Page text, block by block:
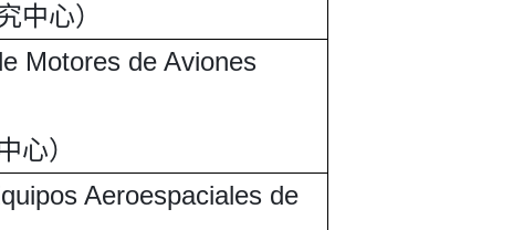
中心）
Motores de Aviones
心）
Aeroespaciales de